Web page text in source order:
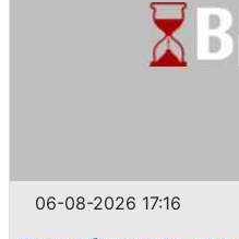
06-08-2026 17:16